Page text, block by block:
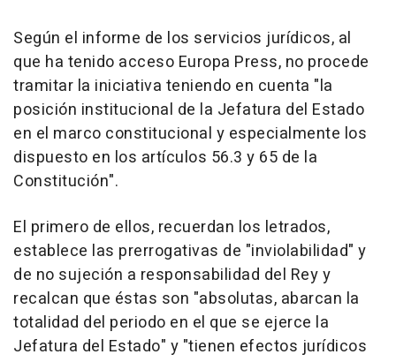
Según el informe de los servicios jurídicos, al
que ha tenido acceso Europa Press, no procede
tramitar la iniciativa teniendo en cuenta "la
posición institucional de la Jefatura del Estado
en el marco constitucional y especialmente los
dispuesto en los artículos 56.3 y 65 de la
Constitución".
El primero de ellos, recuerdan los letrados,
establece las prerrogativas de "inviolabilidad" y
de no sujeción a responsabilidad del Rey y
recalcan que éstas son "absolutas, abarcan la
totalidad del periodo en el que se ejerce la
Jefatura del Estado" y "tienen efectos jurídicos